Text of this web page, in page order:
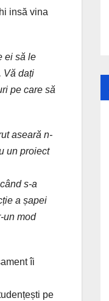
insă vina
ei să le
Vă dați
pe care să
aseară n-
un proiect
s-a
a șapei
un mod
îi
pe